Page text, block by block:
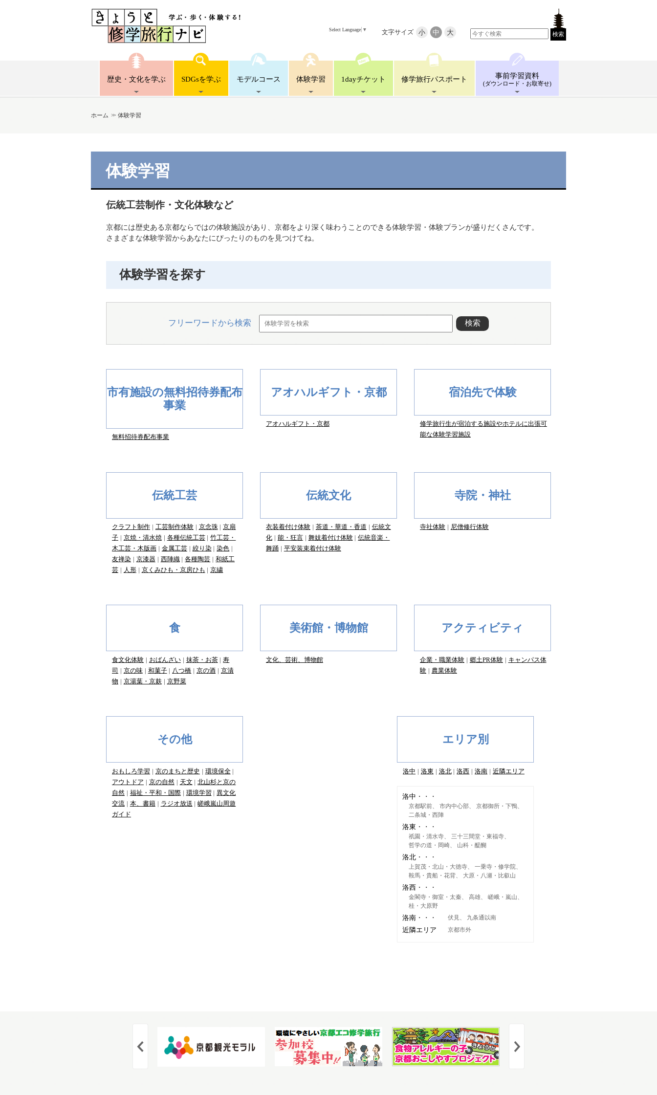
検索
文字サイズ 小 中 大
Select Language ▼
歴史・文化を学ぶ SDGsを学ぶ モデルコース 体験学習 1dayチケット 修学旅行パスポート 事前学習資料
(ダウンロード ・お取寄せ)
ホーム 体験学習
体験学習
伝統工芸制作・文化体験など
京都には歴史ある京都ならではの体験施設があり、京都をより深く味わうことのできる体験学習・体験プランが盛りだくさんです。
さまざまな体験学習からあなたにぴったりのものを見つけてね。
体験学習を探す
フリーワードから検索 検索
市有施設の無料招待券配布
事業
無料招待券配布事業
アオハルギフト・京都
アオハルギフト・京都
宿泊先で体験
修学旅行生が宿泊する施設やホテルに出張可
能な体験学習施設
伝統工芸
クラフト制作 工芸制作体験 京念珠
京扇
子
京焼・清水焼 各種伝統工芸
竹工芸・
木工芸・木版画
金属工芸 絞り染
染色
友禅染
京漆器 西陣織 各種陶芸
和紙工
芸
人形 京くみひも・京房ひも 京繍
伝統文化
衣装着付け体験 茶道・華道・香道
伝統文
化
能・狂言 舞妓着付け体験
伝統音楽・
舞踊
平安装束着付け体験
寺院・神社
寺社体験 尼僧修行体験
食
食文化体験 おばんざい 抹茶・お茶
寿
司
京の味 和菓子 八つ橋 京の酒
京漬
物
京湯葉・京麸 京野菜
美術館・博物館
文化、芸術、博物館
アクティビティ
企業・職業体験 郷土PR体験
キャンパス体
験
農業体験
その他
おもしろ学習 京のまちと歴史
環境保全
アウトドア
京の自然 天文
北山杉と京の
自然
福祉・平和・国際 環境学習
異文化
交流
本、書籍 ラジオ放送
嵯峨嵐山周遊
ガイド
エリア別
洛中 洛東 洛北 洛西 洛南 近隣エリア
洛中
京都駅前 市内中心部
京都御所・下鴨
二条城・西陣
洛東
祇園・清水寺
三十三間堂・東福寺
哲学の道・岡崎
山科・醍醐
洛北
上賀茂・北山・大徳寺
一乗寺・修学院
鞍馬・貴船・花背
大原・八瀬・比叡山
洛西
金閣寺・御室・太秦 高雄
嵯峨・嵐山
桂・大原野
洛南 伏見 九条通以南
近隣エリア 京都市外